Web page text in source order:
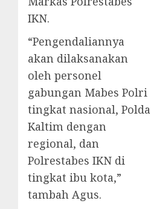
IKN.
“Pengendaliannya
akan dilaksanakan
oleh personel
gabungan Mabes Polri
tingkat nasional, Polda
Kaltim dengan
regional, dan
Polrestabes IKN di
tingkat ibu kota,”
tambah Agus.